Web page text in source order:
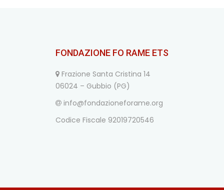
FONDAZIONE FO RAME ETS
Frazione Santa Cristina 14
06024 – Gubbio (PG)
info@fondazioneforame.org
Codice Fiscale 92019720546